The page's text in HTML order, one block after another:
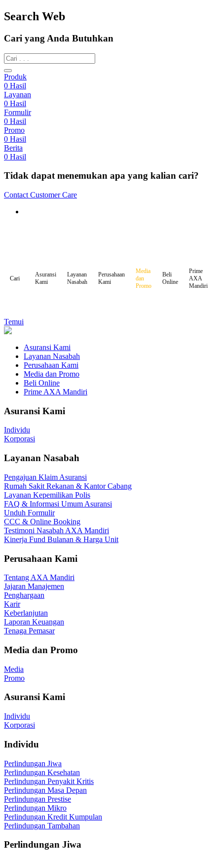
Search Web
Cari yang Anda Butuhkan
Produk
0 Hasil
Layanan
0 Hasil
Formulir
0 Hasil
Promo
0 Hasil
Berita
0 Hasil
Tidak dapat menemukan apa yang kalian cari?
Contact Customer Care
Cari
Asuransi
Kami
Layanan
Nasabah
Perusahaan
Kami
Media
dan
Promo
Beli
Online
Prime
AXA
Mandiri
Temui
Asuransi Kami
Layanan Nasabah
Perusahaan Kami
Media dan Promo
Beli Online
Prime AXA Mandiri
Asuransi Kami
Individu
Korporasi
Layanan Nasabah
Pengajuan Klaim Asuransi
Rumah Sakit Rekanan & Kantor Cabang
Layanan Kepemilikan Polis
FAQ & Informasi Umum Asuransi
Unduh Formulir
CCC & Online Booking
Testimoni Nasabah AXA Mandiri
Kinerja Fund Bulanan & Harga Unit
Perusahaan Kami
Tentang AXA Mandiri
Jajaran Manajemen
Penghargaan
Karir
Keberlanjutan
Laporan Keuangan
Tenaga Pemasar
Media dan Promo
Media
Promo
Asuransi Kami
Individu
Korporasi
Individu
Perlindungan Jiwa
Perlindungan Kesehatan
Perlindungan Penyakit Kritis
Perlindungan Masa Depan
Perlindungan Prestise
Perlindungan Mikro
Perlindungan Kredit Kumpulan
Perlindungan Tambahan
Perlindungan Jiwa